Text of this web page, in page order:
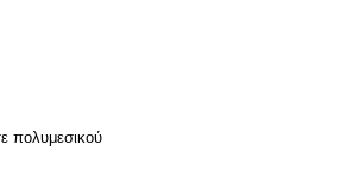
πολυμεσικού